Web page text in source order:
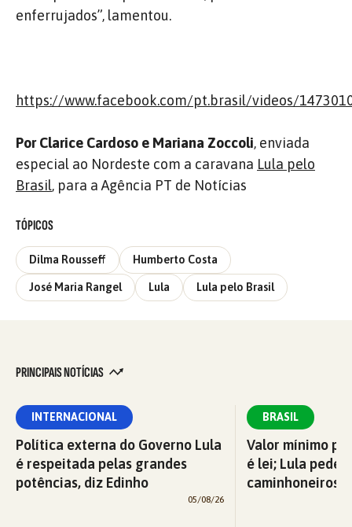
enferrujados”, lamentou.
https://www.facebook.com/pt.brasil/videos/
Por Clarice Cardoso e Mariana Zoccoli, enviada
especial ao Nordeste com a caravana Lula pelo
Brasil, para a Agência PT de Notícias
TÓPICOS
Dilma Rousseff Humberto Costa
José Maria Rangel Lula Lula pelo Brasil
PRINCIPAIS NOTÍCIAS
INTERNACIONAL
Política externa do Governo Lula
é respeitada pelas grandes
potências, diz Edinho
05/08/26
BRASIL
Valor mínimo
é lei; Lula pede
caminhoneiros